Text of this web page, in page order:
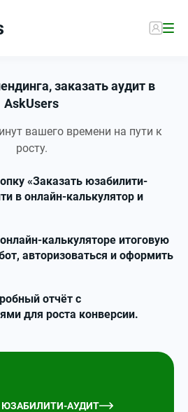
заказать аудит в
AskUsers
вашего времени на пути к
росту.
«Заказать юзабилити-
в онлайн-калькулятор и
калькуляторе итоговую
авторизоваться и оформить
отчёт с
для роста конверсии.
ЮЗАБИЛИТИ-АУДИТ